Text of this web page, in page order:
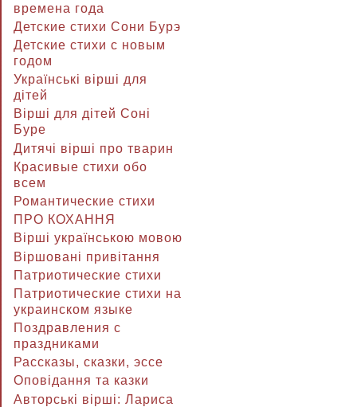
времена года
Детские стихи Сони Бурэ
Детские стихи с новым
годом
Українські вірші для
дітей
Вірші для дітей Соні
Буре
Дитячі вірші про тварин
Красивые стихи обо
всем
Романтические стихи
ПРО КОХАННЯ
Вірші українською мовою
Віршовані привітання
Патриотические стихи
Патриотические стихи на
украинском языке
Поздравления с
праздниками
Рассказы, сказки, эссе
Оповідання та казки
Авторські вірші: Лариса